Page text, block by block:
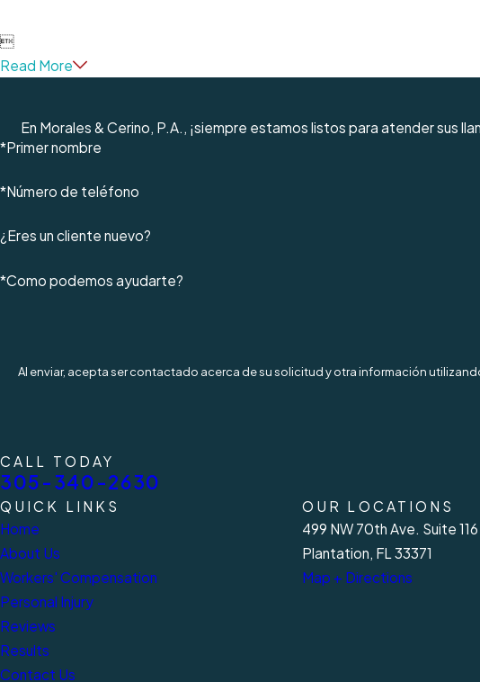

Read More
En Morales & Cerino, P.A., ¡siempre estamos listos para atender sus
*Primer nombre
*Número de teléfono
¿Eres un cliente nuevo?
*Como podemos ayudarte?
Al enviar, acepta ser contactado acerca de su solicitud y otra información
CALL TODAY
305-340-2630
QUICK LINKS
Home
About Us
Workers' Compensation
Personal Injury
Reviews
Results
Contact Us
OUR LOCATIONS
499 NW 70th Ave. Suite 116
Plantation, FL 33371
Map + Directions